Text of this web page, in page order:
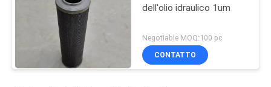
dell'olio idraulico 1um
Negotiable MOQ:100 pc
CONTATTO